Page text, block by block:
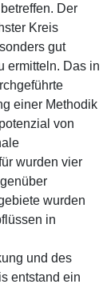
Der
Kreis
gut
ermitteln. Das in
einer Methodik
von
wurden vier
wurden
in
und des
entstand ein